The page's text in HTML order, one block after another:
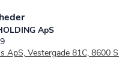
ApS
ApS, Vestergade 81C, 8600